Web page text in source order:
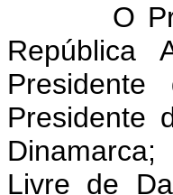
O
República
Presidente
Livre de